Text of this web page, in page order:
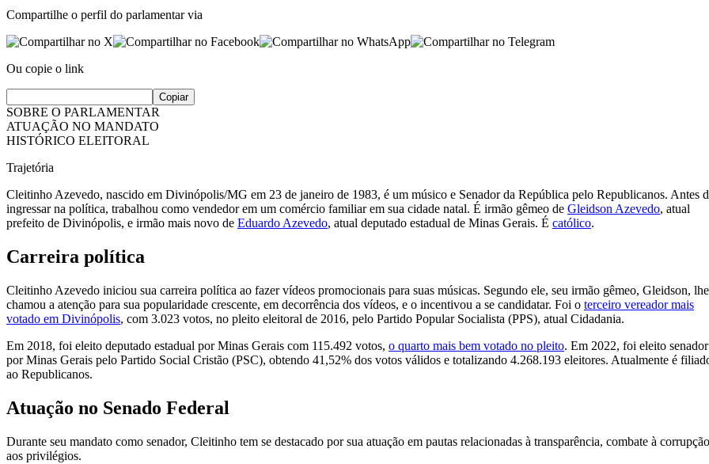
Compartilhe o perfil do parlamentar via
Ou copie o link
Copiar
SOBRE O PARLAMENTAR
ATUAÇÃO NO MANDATO
HISTÓRICO ELEITORAL
Trajetória
Cleitinho Azevedo, nascido em Divinópolis/MG em 23 de janeiro de 1983, é um músico e Senador da República pelo Republicanos. Antes
ingressar na política, trabalhou como vendedor em um comércio familiar em sua cidade natal. É irmão gêmeo de Gleidson Azevedo, atual
prefeito de Divinópolis, e irmão mais novo de Eduardo Azevedo, atual deputado estadual de Minas Gerais. É católico.
Carreira política
Cleitinho Azevedo iniciou sua carreira política ao fazer vídeos promocionais para suas músicas. Segundo ele, seu irmão gêmeo, Gleidson, lhe
chamou a atenção para sua popularidade crescente, em decorrência dos vídeos, e o incentivou a se candidatar. Foi o terceiro vereador mais
votado em Divinópolis, com 3.023 votos, no pleito eleitoral de 2016, pelo Partido Popular Socialista (PPS), atual Cidadania.
Em 2018, foi eleito deputado estadual por Minas Gerais com 115.492 votos, o quarto mais bem votado no pleito. Em 2022, foi eleito senador
por Minas Gerais pelo Partido Social Cristão (PSC), obtendo 41,52% dos votos válidos e totalizando 4.268.193 eleitores. Atualmente é
ao Republicanos.
Atuação no Senado Federal
Durante seu mandato como senador, Cleitinho tem se destacado por sua atuação em pautas relacionadas à transparência, combate à
aos privilégios.